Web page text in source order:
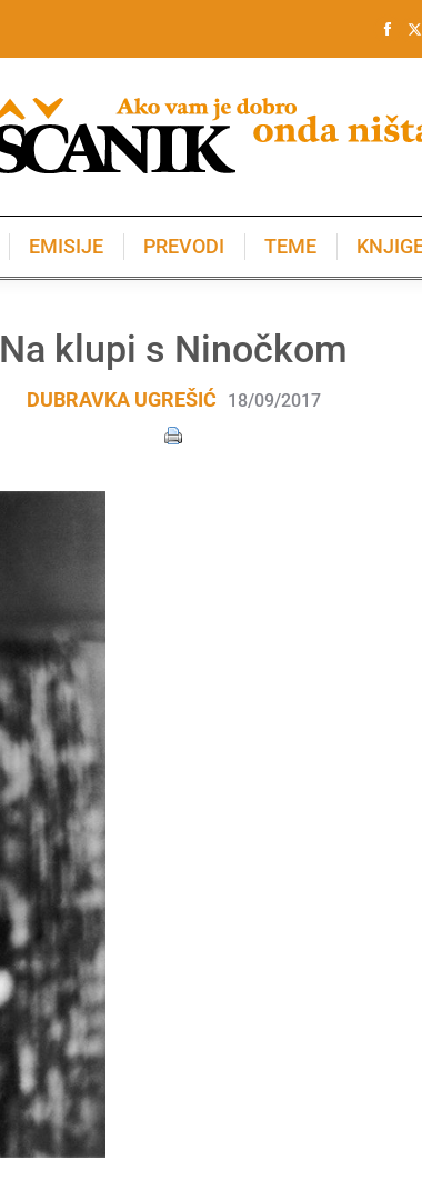
EMISIJE PREVODI TEME
Na klupi s Ninočkom
DUBRAVKA UGREŠIĆ 18/09/2017